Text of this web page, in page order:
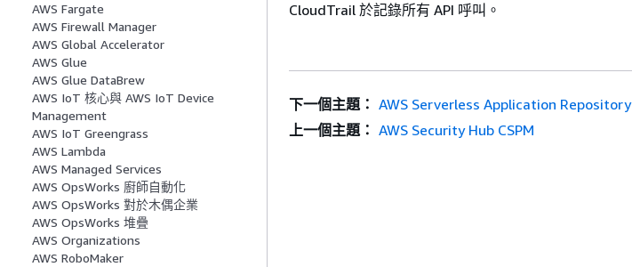
AWS Fargate
AWS Firewall Manager
AWS Global Accelerator
AWS Glue
AWS Glue DataBrew
AWS IoT 核心與 AWS IoT Device
Management
AWS IoT Greengrass
AWS Lambda
AWS Managed Services
AWS OpsWorks 廚師自動化
AWS OpsWorks 對於木偶企業
AWS OpsWorks 堆疊
AWS Organizations
AWS RoboMaker
CloudTrail 於記錄所有 API 呼叫。
下一個主題： AWS Serverless Application Repository
上一個主題： AWS Security Hub CSPM